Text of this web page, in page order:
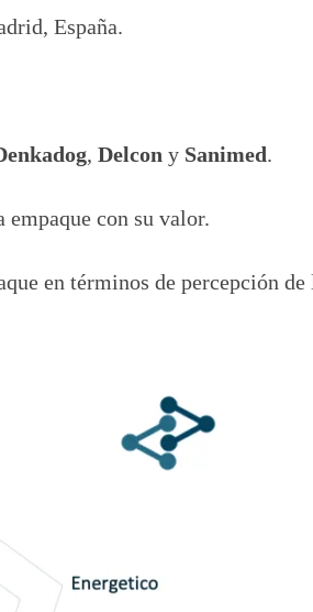
España.
, Delcon y Sanimed.
empaque con su valor.
en términos de percepción de